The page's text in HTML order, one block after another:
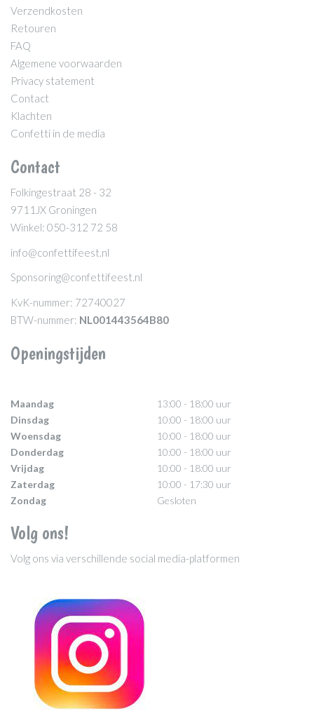
Verzendkosten
Retouren
FAQ
Algemene voorwaarden
Privacy statement
Contact
Klachten
Confetti in de media
Contact
Folkingestraat 28 - 32
9711JX Groningen
Winkel: 050-312 72 58
info@confettifeest.nl
Sponsoring@confettifeest.nl
KvK-nummer: 72740027
BTW-nummer: NL001443564B80
Openingstijden
Maandag
13:00 - 18:00 uur
Dinsdag
10:00 - 18:00 uur
Woensdag
10:00 - 18:00 uur
Donderdag
10:00 - 18:00 uur
Vrijdag
10:00 - 18:00 uur
Zaterdag
10:00 - 17:30 uur
Zondag
Gesloten
Volg ons!
Volg ons via verschillende social media-platformen